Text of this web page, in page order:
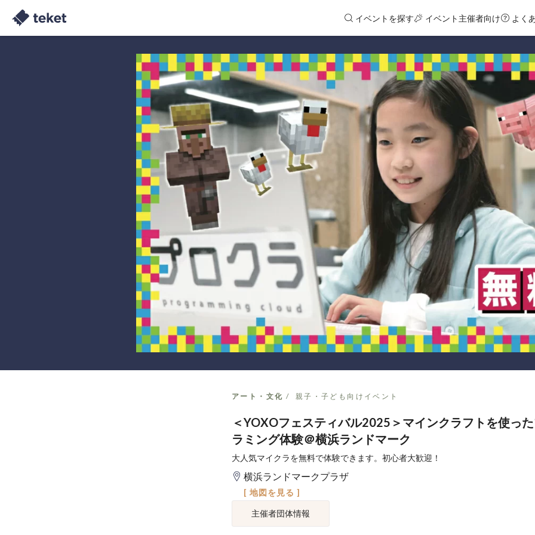
イベントを探す イベント主催者向け よく
アート・文化 親子・子ども向けイベント
＜YOXOフェスティバル2025＞マインクラフトを使っ
ラミング体験＠横浜ランドマーク
大人気マイクラを無料で体験できます。初心者大歓迎！
横浜ランドマークプラザ
[ 地図を見る ]
主催者団体情報